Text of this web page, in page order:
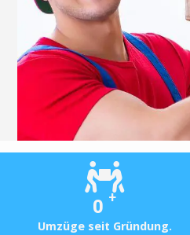
0 +
Umzüge seit Gründung.